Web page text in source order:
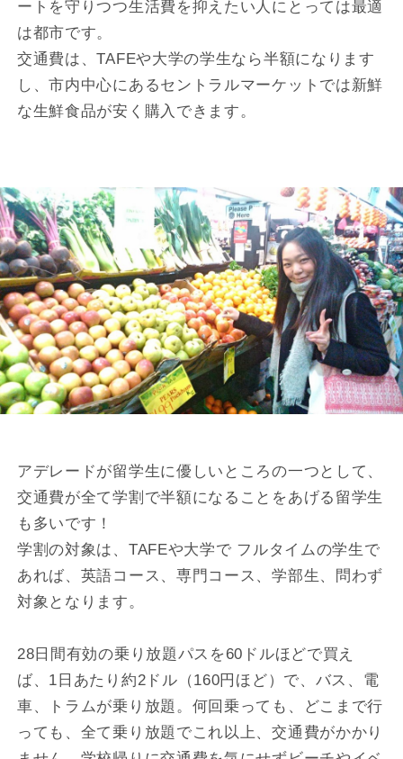
ートを守りつつ生活費を抑えたい人にとっては最適
は都市です。
交通費は、TAFEや大学の学生なら半額になります
し、市内中心にあるセントラルマーケットでは新鮮
な生鮮食品が安く購入できます。
アデレードが留学生に優しいところの一つとして、
交通費が全て学割で半額になることをあげる留学生
も多いです！
学割の対象は、TAFEや大学で フルタイムの学生で
あれば、英語コース、専門コース、学部生、問わず
対象となります。
28日間有効の乗り放題パスを60ドルほどで買え
ば、1日あたり約2ドル（160円ほど）で、バス、電
車、トラムが乗り放題。何回乗っても、どこまで行
っても、全て乗り放題でこれ以上、交通費がかかり